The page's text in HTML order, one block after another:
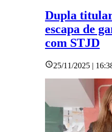
Dupla
escapa de
com STJD
25/11/2025 |